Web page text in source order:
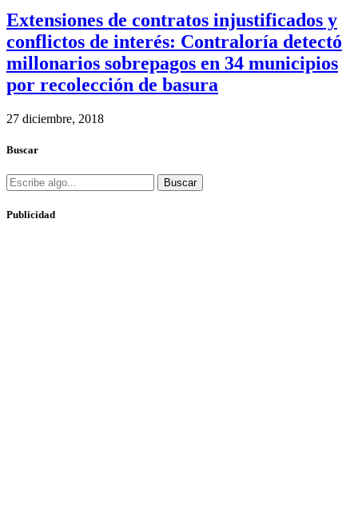
Extensiones de contratos injustificados y
conflictos de interés: Contraloría detectó
millonarios sobrepagos en 34 municipios
por recolección de basura
27 diciembre, 2018
Buscar
Buscar
Publicidad